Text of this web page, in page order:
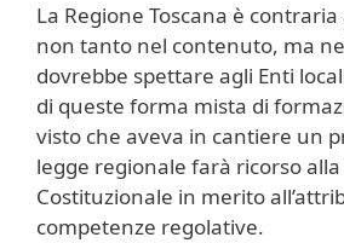
La Regione Toscana è
non tanto nel contenuto, ma
dovrebbe spettare agli Enti
di queste forma mista di
visto che aveva in cantiere un
legge regionale farà ricorso
Costituzionale in merito
competenze regolative.